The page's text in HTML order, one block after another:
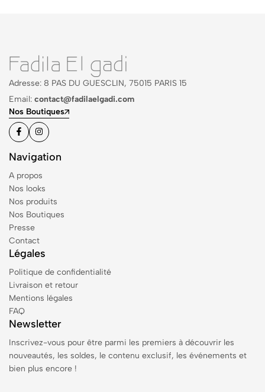
Adresse: 8 PAS DU GUESCLIN, 75015 PARIS 15
Email: contact@fadilaelgadi.com
Nos Boutiques
Navigation
A propos
Nos looks
Nos produits
Nos Boutiques
Presse
Contact
Légales
Politique de confidentialité
Livraison et retour
Mentions légales
FAQ
Newsletter
Inscrivez-vous pour être parmi les premiers à découvrir les
nouveautés, les soldes, le contenu exclusif, les événements et
bien plus encore !